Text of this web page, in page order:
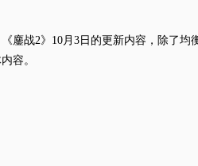
战2》10月3日的更新内容，除了均
容。